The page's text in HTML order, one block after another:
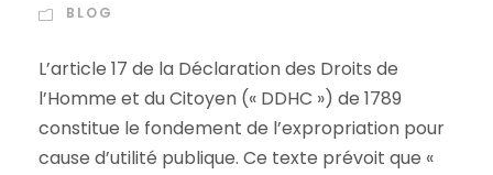
BLOG
L’article 17 de la Déclaration des Droits de
l’Homme et du Citoyen (« DDHC ») de 1789
constitue le fondement de l’expropriation pour
cause d’utilité publique. Ce texte prévoit que «